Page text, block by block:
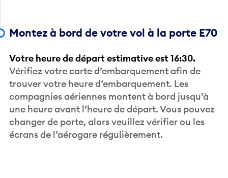
Montez à bord de votre vol à la porte E70
Votre heure de départ estimative est 16:30.
Vérifiez votre carte d’embarquement afin de
trouver votre heure d’embarquement. Les
compagnies aériennes montent à bord jusqu’à
une heure avant l’heure de départ. Vous pouvez
changer de porte, alors veuillez vérifier ou les
écrans de l’aérogare régulièrement.